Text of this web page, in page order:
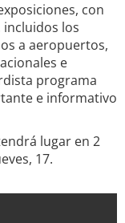
con
los
a aeropuertos,
e
programa
e informativo
lugar en 2
17.